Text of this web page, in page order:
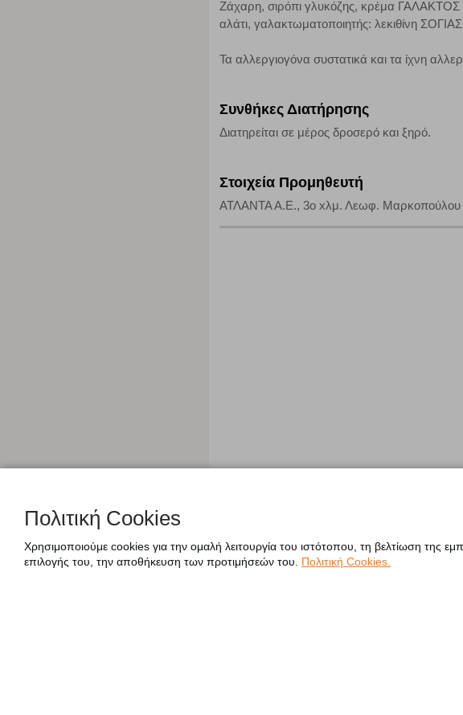
Ζάχαρη, σιρόπι γλυκόζης, κρέμα
αλάτι, γαλακτωματοποιητής: λεκιθίνη
Τα αλλεργιογόνα συστατικά και τα ίχνη
Συνθήκες Διατήρησης
Διατηρείται σε μέρος δροσερό και ξηρό.
Στοιχεία Προμηθευτή
ΑΤΛΑΝΤΑ Α.Ε., 3o xλμ. Λεωφ. Μαρκοπούλου
Πολιτική Cookies
Χρησιμοποιούμε cookies για την ομαλή λειτουργία του ιστότοπου, τη βελτίωση της
επιλογής του, την αποθήκευση των προτιμήσεών του.
Πολιτική Cookies.
Η συγκεκριμένη κατηγορία cookies είναι απαραίτητη για τη λειτουργία του
αποκλείει ή να σας ειδοποιεί σχετικά με αυτά τα cookies, με το ενδεχόμενο